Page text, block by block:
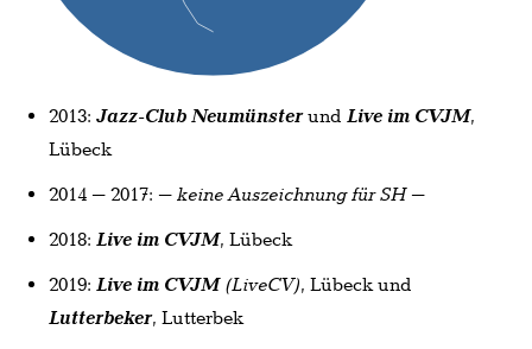
2013: Jazz-Club Neumünsterund Live im CVJM,
Lübeck
2014–2017: – keine Auszeichnung für SH –
2018: Live im CVJM, Lübeck
2019: Live im CVJM(LiveCV), Lübeck und
Lutterbeker, Lutterbek